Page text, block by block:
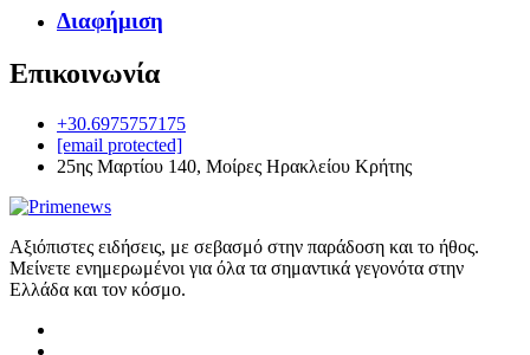
Διαφήμιση
Επικοινωνία
+30.6975757175
[email protected]
25ης Μαρτίου 140, Μοίρες Ηρακλείου Κρήτης
Αξιόπιστες ειδήσεις, με σεβασμό στην παράδοση και το ήθος.
Μείνετε ενημερωμένοι για όλα τα σημαντικά γεγονότα στην
Ελλάδα και τον κόσμο.